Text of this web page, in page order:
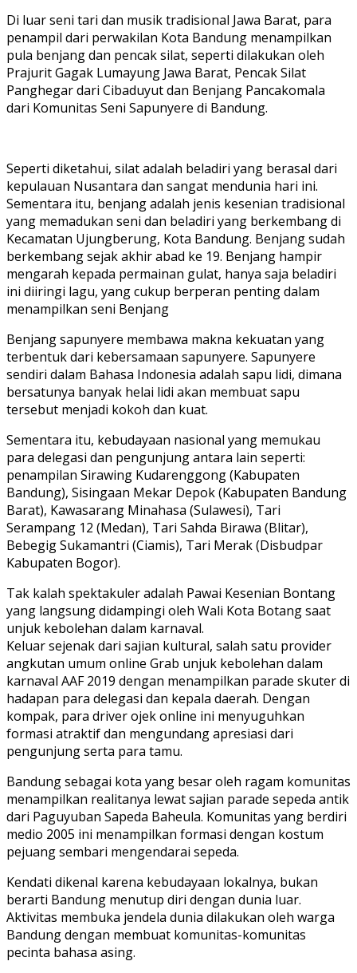
Di luar seni tari dan musik tradisional Jawa Barat, para
penampil dari perwakilan Kota Bandung menampilkan
pula benjang dan pencak silat, seperti dilakukan oleh
Prajurit Gagak Lumayung Jawa Barat, Pencak Silat
Panghegar dari Cibaduyut dan Benjang Pancakomala
dari Komunitas Seni Sapunyere di Bandung.
Seperti diketahui, silat adalah beladiri yang berasal dari
kepulauan Nusantara dan sangat mendunia hari ini.
Sementara itu, benjang adalah jenis kesenian tradisional
yang memadukan seni dan beladiri yang berkembang di
Kecamatan Ujungberung, Kota Bandung. Benjang sudah
berkembang sejak akhir abad ke 19. Benjang hampir
mengarah kepada permainan gulat, hanya saja beladiri
ini diiringi lagu, yang cukup berperan penting dalam
menampilkan seni Benjang
Benjang sapunyere membawa makna kekuatan yang
terbentuk dari kebersamaan sapunyere. Sapunyere
sendiri dalam Bahasa Indonesia adalah sapu lidi, dimana
bersatunya banyak helai lidi akan membuat sapu
tersebut menjadi kokoh dan kuat.
Sementara itu, kebudayaan nasional yang memukau
para delegasi dan pengunjung antara lain seperti:
penampilan Sirawing Kudarenggong (Kabupaten
Bandung), Sisingaan Mekar Depok (Kabupaten Bandung
Barat), Kawasarang Minahasa (Sulawesi), Tari
Serampang 12 (Medan), Tari Sahda Birawa (Blitar),
Bebegig Sukamantri (Ciamis), Tari Merak (Disbudpar
Kabupaten Bogor).
Tak kalah spektakuler adalah Pawai Kesenian Bontang
yang langsung didampingi oleh Wali Kota Botang saat
unjuk kebolehan dalam karnaval.
Keluar sejenak dari sajian kultural, salah satu provider
angkutan umum online Grab unjuk kebolehan dalam
karnaval AAF 2019 dengan menampilkan parade skuter di
hadapan para delegasi dan kepala daerah. Dengan
kompak, para driver ojek online ini menyuguhkan
formasi atraktif dan mengundang apresiasi dari
pengunjung serta para tamu.
Bandung sebagai kota yang besar oleh ragam komunitas
menampilkan realitanya lewat sajian parade sepeda antik
dari Paguyuban Sapeda Baheula. Komunitas yang berdiri
medio 2005 ini menampilkan formasi dengan kostum
pejuang sembari mengendarai sepeda.
Kendati dikenal karena kebudayaan lokalnya, bukan
berarti Bandung menutup diri dengan dunia luar.
Aktivitas membuka jendela dunia dilakukan oleh warga
Bandung dengan membuat komunitas-komunitas
pecinta bahasa asing.